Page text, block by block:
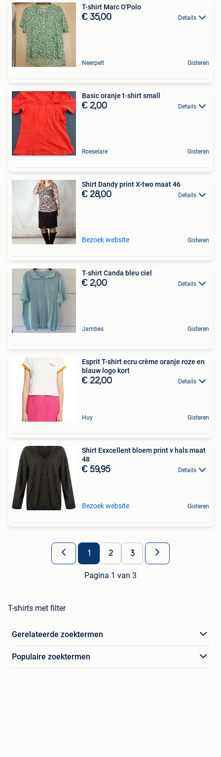
T-shirt Marc O'Polo
€ 35,00 Details
Neerpelt Gisteren
Basic oranje t-shirt small
€ 2,00 Details
Roeselare Gisteren
Shirt Dandy print X-two maat 46
€ 28,00 Details
Bezoek website Gisteren
T-shirt Canda bleu ciel
€ 2,00 Details
Jambes Gisteren
Esprit T-shirt ecru crème oranje roze en
blauw logo kort
€ 22,00 Details
Huy Gisteren
Shirt Exxcellent bloem print v hals maat
48
€ 59,95 Details
Bezoek website Gisteren
1 2 3
Pagina 1 van 3
T-shirts met filter
Gerelateerde zoektermen
Populaire zoektermen